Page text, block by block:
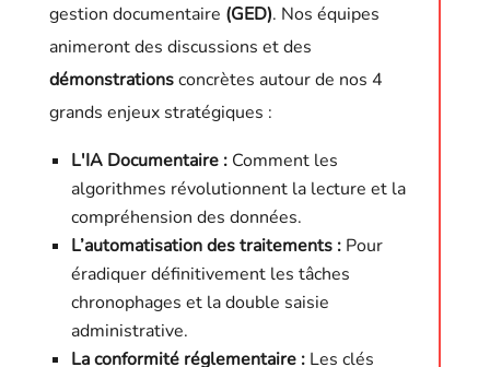
gestion documentaire (GED). Nos équipes
animeront des discussions et des
démonstrationsconcrètes autour de nos 4
grands enjeux stratégiques :
L'IA Documentaire:Comment les
algorithmes révolutionnent la lecture et la
compréhension des données.
L’automatisation des traitements :Pour
éradiquer définitivement les tâches
chronophages et la double saisie
administrative.
La conformité réglementaire :Les clés